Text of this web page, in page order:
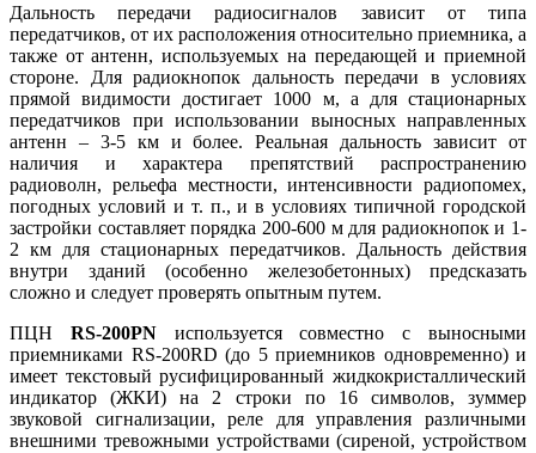
Дальность передачи радиосигналов зависит от типа
передатчиков, от их расположения относительно приемника, а
также от антенн, используемых на передающей и приемной
стороне. Для радиокнопок дальность передачи в условиях
прямой видимости достигает 1000 м, а для стационарных
передатчиков при использовании выносных направленных
антенн – 3-5 км и более. Реальная дальность зависит от
наличия и характера препятствий распространению
радиоволн, рельефа местности, интенсивности радиопомех,
погодных условий и т. п., и в условиях типичной городской
застройки составляет порядка 200-600 м для радиокнопок и 1-
2 км для стационарных передатчиков. Дальность действия
внутри зданий (особенно железобетонных) предсказать
сложно и следует проверять опытным путем.
ПЦН RS-200PNиспользуется совместно с выносными
приемниками RS-200RD (до 5 приемников одновременно) и
имеет текстовый русифицированный жидкокристаллический
индикатор (ЖКИ) на 2 строки по 16 символов, зуммер
звуковой сигнализации, реле для управления различными
внешними тревожными устройствами (сиреной, устройством